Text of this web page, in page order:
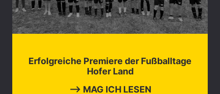
Erfolgreiche Premiere der Fußballtage
Hofer Land
⟶ MAG ICH LESEN